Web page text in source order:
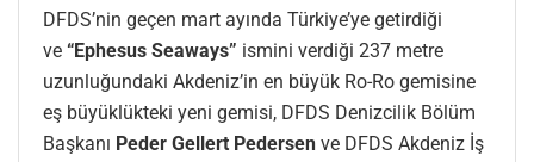
DFDS’nin geçen mart ayında Türkiye’ye getirdiği
ve “Ephesus Seaways” ismini verdiği 237 metre
uzunluğundaki Akdeniz’in en büyük Ro-Ro gemisine
eş büyüklükteki yeni gemisi, DFDS Denizcilik Bölüm
Başkanı Peder Gellert Pedersen ve DFDS Akdeniz İş